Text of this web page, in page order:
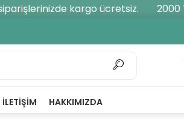
kargo ücretsiz. 2000
İLETIŞIM HAKKIMIZDA